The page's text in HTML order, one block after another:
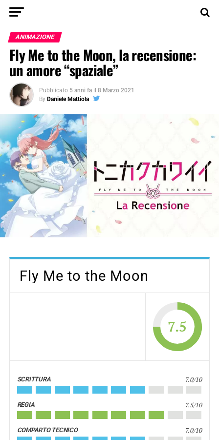
ANIMAZIONE
Fly Me to the Moon, la recensione:
un amore “spaziale”
Pubblicato 5 anni fa il 8 Marzo 2021
By Daniele Mattiola
Fly Me to the Moon
7.5
SCRITTURA 7.0/10
REGIA 7.5/10
COMPARTO TECNICO 7.0/10